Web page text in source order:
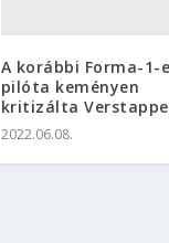
A korábbi Forma-1-
pilóta keményen
kritizálta
2022.06.08.